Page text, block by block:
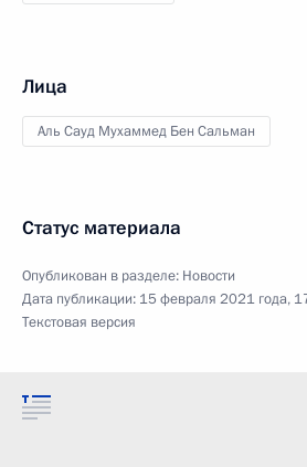
Лица
Аль Сауд Мухаммед Бен Сальман
Статус материала
Опубликован в разделе: Новости
Дата публикации: 15 февраля 2021 года,
Текстовая версия